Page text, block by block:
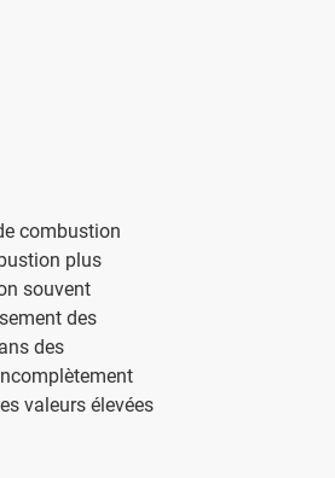
combustion
plus
souvent
des
des
valeurs élevées